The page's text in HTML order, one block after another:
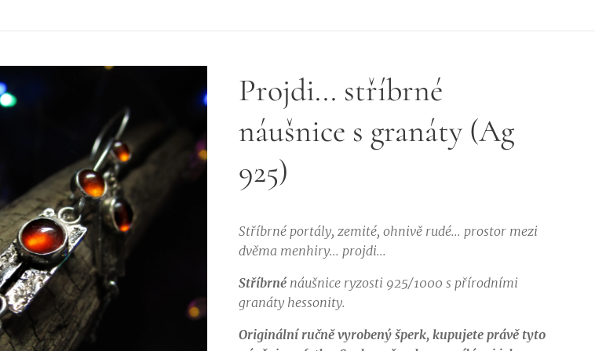
Projdi... stříbrné
náušnice s granáty (Ag
925)
Stříbrné portály, zemité, ohnivě rudé... prostor mezi
dvěma menhiry... projdi...
Stříbrné náušnice ryzosti 925/1000 s přírodními
granáty hessonity.
Originální ručně vyrobený šperk, kupujete právě tyto